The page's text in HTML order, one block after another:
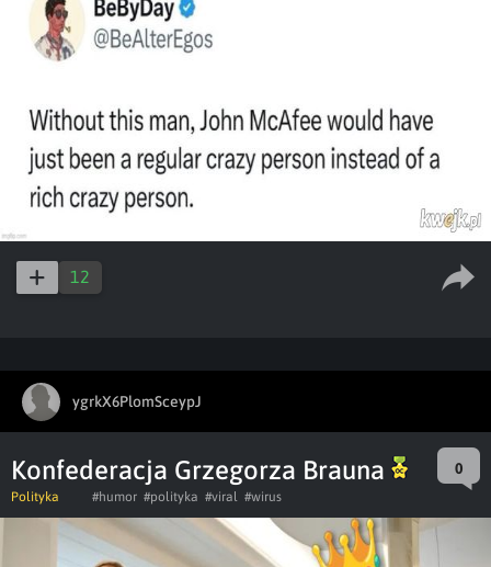
12
ygrkX6PlomSceypJ
Konfederacja Grzegorza Brauna 0
Polityka #humor #polityka #viral #wirus